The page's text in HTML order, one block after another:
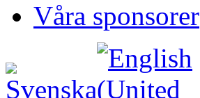
Våra sponsorer